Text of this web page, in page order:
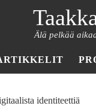
Älä pelkää
identiteettiä